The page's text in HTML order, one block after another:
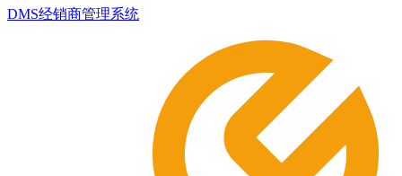
DMS经销商管理系统